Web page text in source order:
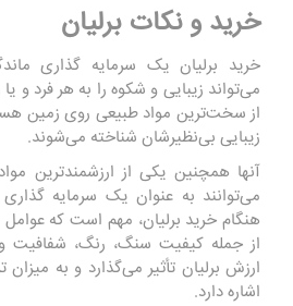
خرید و نکات برلیان
خرید برلیان یک سرمایه گذاری
می‌تواند زیبایی و شکوه را به هر فرد و
از سخت‌ترین مواد طبیعی روی زمین
زیبایی بی‌نظیرشان شناخته می‌شوند.
آنها همچنین یکی از ارزشمندترین
می‌توانند به عنوان یک سرمایه
هنگام خرید برلیان، مهم است که عوامل
از جمله کیفیت سنگ، رنگ، شفافیت
ارزش برلیان تأثیر می‌گذارد و به
اشاره دارد.